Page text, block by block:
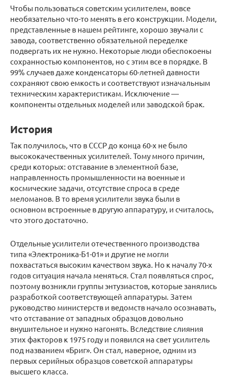
Чтобы пользоваться советским усилителем, вовсе
необязательно что-то менять в его конструкции. Модели,
представленные в нашем рейтинге, хорошо звучали с
завода, соответственно обязательной переделке
подвергать их не нужно. Некоторые люди обеспокоены
сохранностью компонентов, но с этим все в порядке. В
99% случаев даже конденсаторы 60-летней давности
сохраняют свою емкость и соответствуют изначальным
техническим характеристикам. Исключение —
компоненты отдельных моделей или заводской брак.
История
Так получилось, что в СССР до конца 60-х не было
высококачественных усилителей. Тому много причин,
среди которых: отставание в элементной базе,
направленность промышленности на военные и
космические задачи, отсутствие спроса в среде
меломанов. В то время усилители звука были в
основном встроенные в другую аппаратуру, и считалось,
что этого достаточно.
Отдельные усилители отечественного производства
типа «Электроника-Б1-01» и другие не могли
похвастаться высоким качеством звука. Но к началу 70-х
годов ситуация начала меняться. Стал появляться спрос,
поэтому возникли группы энтузиастов, которые занялись
разработкой соответствующей аппаратуры. Затем
руководство министерств и ведомств начало осознавать,
что отставание от западных образцов довольно
внушительное и нужно нагонять. Вследствие слияния
этих факторов к 1975 году и появился на свет усилитель
под названием «Бриг». Он стал, наверное, одним из
первых серийных образцов советской аппаратуры
высшего класса.